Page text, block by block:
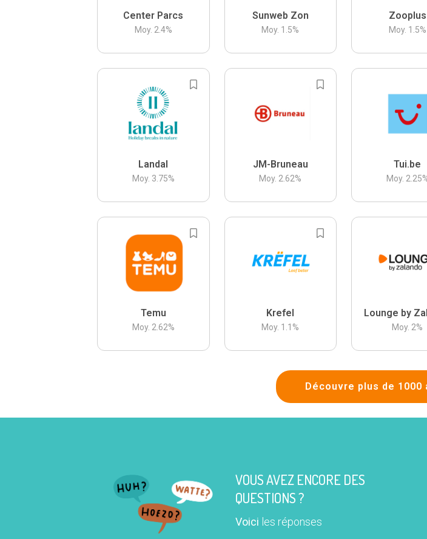
Center Parcs
Moy. 2.4%
Sunweb Zon
Moy. 1.5%
Zooplus
Moy. 1.5%
Landal
Moy. 3.75%
JM-Bruneau
Moy. 2.62%
Tui.be
Moy. 2.25
Temu
Moy. 2.62%
Krefel
Moy. 1.1 %
Lounge by
Moy. 2%
Découvre plus de 1000
VOUS AVEZ ENCORE DES
QUESTIONS ?
Voici les réponses